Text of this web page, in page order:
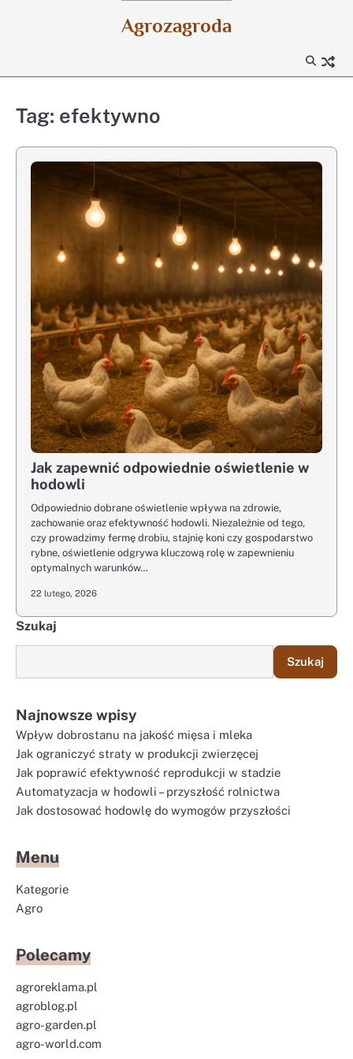
Agrozagroda
Tag: efektywno
Jak zapewnić odpowiednie oświetlenie w
hodowli
Odpowiednio dobrane oświetlenie wpływa na zdrowie,
zachowanie oraz efektywność hodowli. Niezależnie od tego,
czy prowadzimy fermę drobiu, stajnię koni czy gospodarstwo
rybne, oświetlenie odgrywa kluczową rolę w zapewnieniu
optymalnych warunków…
22 lutego, 2026
Szukaj
Szukaj
Najnowsze wpisy
Wpływ dobrostanu na jakość mięsa i mleka
Jak ograniczyć straty w produkcji zwierzęcej
Jak poprawić efektywność reprodukcji w stadzie
Automatyzacja w hodowli – przyszłość rolnictwa
Jak dostosować hodowlę do wymogów przyszłości
Menu
Kategorie
Agro
Polecamy
agroreklama.pl
agroblog.pl
agro-garden.pl
agro-world.com